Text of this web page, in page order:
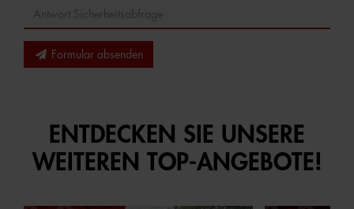
Formular absenden
ENTDECKEN SIE UNSERE
WEITEREN TOP-ANGEBOTE!